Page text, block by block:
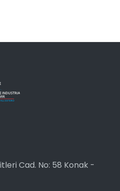
Cad. No: 58 Konak -